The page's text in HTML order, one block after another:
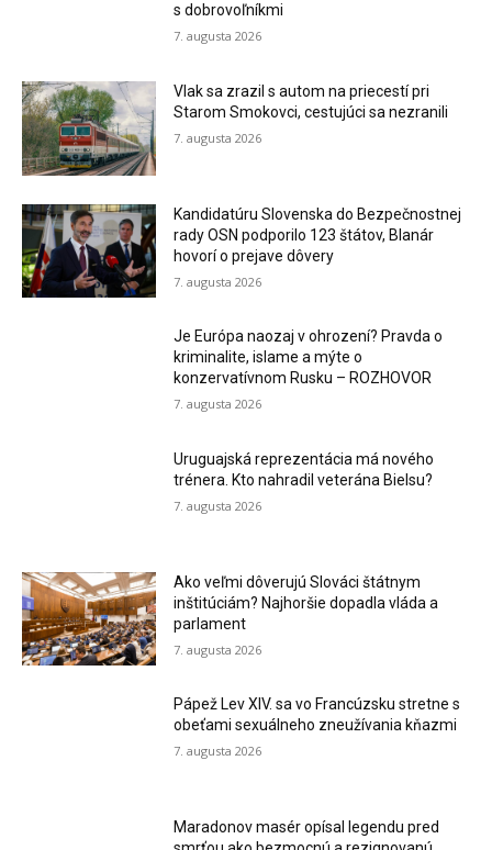
s dobrovoľníkmi
7. augusta 2026
Vlak sa zrazil s autom na priecestí pri
Starom Smokovci, cestujúci sa nezranili
7. augusta 2026
Kandidatúru Slovenska do Bezpečnostnej
rady OSN podporilo 123 štátov, Blanár
hovorí o prejave dôvery
7. augusta 2026
Je Európa naozaj v ohrození? Pravda o
kriminalite, islame a mýte o
konzervatívnom Rusku – ROZHOVOR
7. augusta 2026
Uruguajská reprezentácia má nového
trénera. Kto nahradil veterána Bielsu?
7. augusta 2026
Ako veľmi dôverujú Slováci štátnym
inštitúciám? Najhoršie dopadla vláda a
parlament
7. augusta 2026
Pápež Lev XIV. sa vo Francúzsku stretne s
obeťami sexuálneho zneužívania kňazmi
7. augusta 2026
Maradonov masér opísal legendu pred